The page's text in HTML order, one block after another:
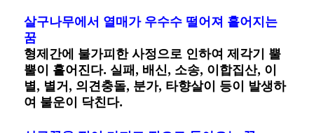
살구나무에서 열매가 우수수 떨어져 흩어지는
꿈
형제간에 불가피한 사정으로 인하여 제각기 뿔
뿔이 흩어진다. 실패, 배신, 소송, 이합집산, 이
별, 별거, 의견충돌, 분가, 타향살이 등이 발생하
여 불운이 닥친다.